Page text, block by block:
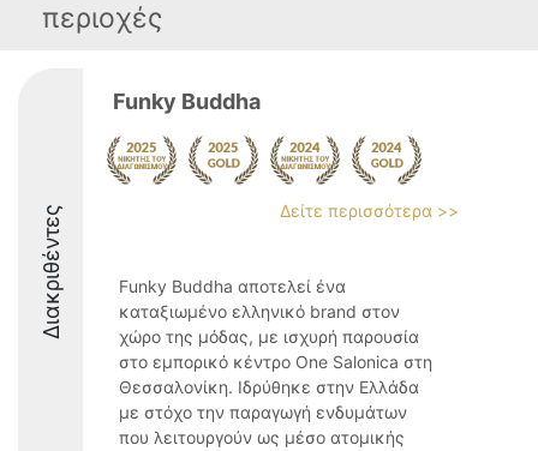
περιοχές
Διακριθέντες
Funky Buddha
Δείτε περισσότερα >>
Funky Buddha αποτελεί ένα
καταξιωμένο ελληνικό brand στον
χώρο της μόδας, με ισχυρή παρουσία
στο εμπορικό κέντρο One Salonica στη
Θεσσαλονίκη. Ιδρύθηκε στην Ελλάδα
με στόχο την παραγωγή ενδυμάτων
που λειτουργούν ως μέσο ατομικής